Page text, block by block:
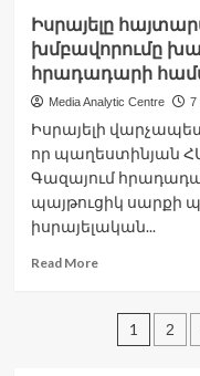
Տաջիկա-
աֆղանական
սահմանին
բախում
է
տեղի
ունեցել
Իսրայելը
խմբավորումը
հրադադարի
Media Analytic Centre 7
Իսրայելի
որ պաղեստինյան
Գազայում
պայթուցիկ սարքի
իսրայելական...
Read MoreRead
Իսրայելը
հայտարարել
1 2